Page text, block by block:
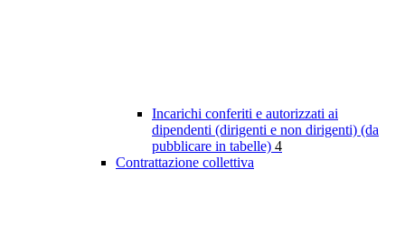
Incarichi conferiti e autorizzati ai
dipendenti (dirigenti e non dirigenti) (da
pubblicare in tabelle) 4
Contrattazione collettiva